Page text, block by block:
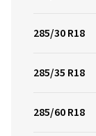
285/30 R18
285/35 R18
285/60 R18